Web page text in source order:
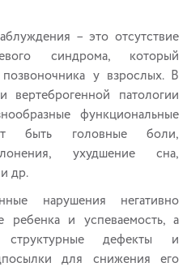
– это отсутствие
синдрома, который
у взрослых. В
вертеброгенной патологии
функциональные
быть головные боли,
ухудшение сна,
др.
нарушения негативно
и успеваемость, а
структурные дефекты и
для снижения его